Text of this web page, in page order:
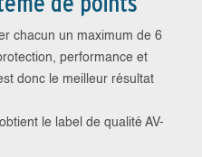
chacun un maximum de 6
performance et
donc le meilleur résultat
le label de qualité AV-